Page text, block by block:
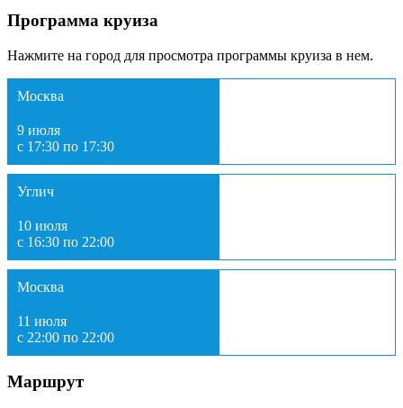
Программа круиза
Нажмите на город для просмотра программы круиза в нем.
Москва
9 июля
с 17:30 по 17:30
Углич
10 июля
с 16:30 по 22:00
Москва
11 июля
с 22:00 по 22:00
Маршрут